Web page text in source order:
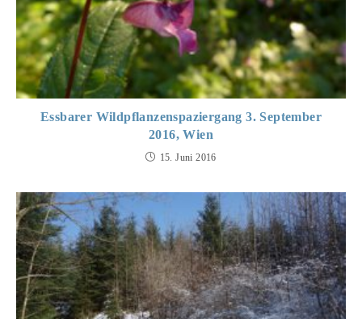
Essbarer Wildpflanzenspaziergang 3. September
2016, Wien
15. Juni 2016